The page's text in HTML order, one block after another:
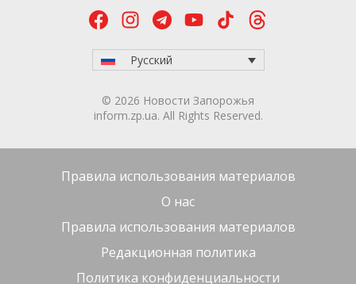
Русский
© 2026 Новости Запорожья
inform.zp.ua. All Rights Reserved.
Правила использования материалов
О нас
Правила использования материалов
Редакционная политика
Политика конфиденциальности